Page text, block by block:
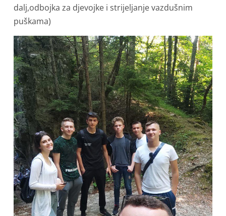
dalj,odbojka za djevojke i strijeljanje vazdušnim
puškama)